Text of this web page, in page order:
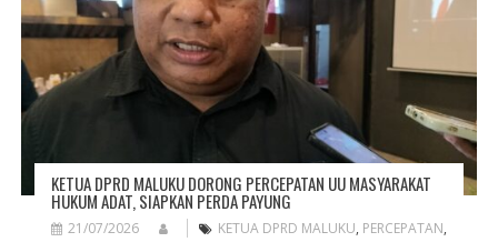
KETUA DPRD MALUKU DORONG PERCEPATAN UU MASYARAKAT
HUKUM ADAT, SIAPKAN PERDA PAYUNG
21/07/2026 KETUA DPRD MALUKU, PERCEPATAN,